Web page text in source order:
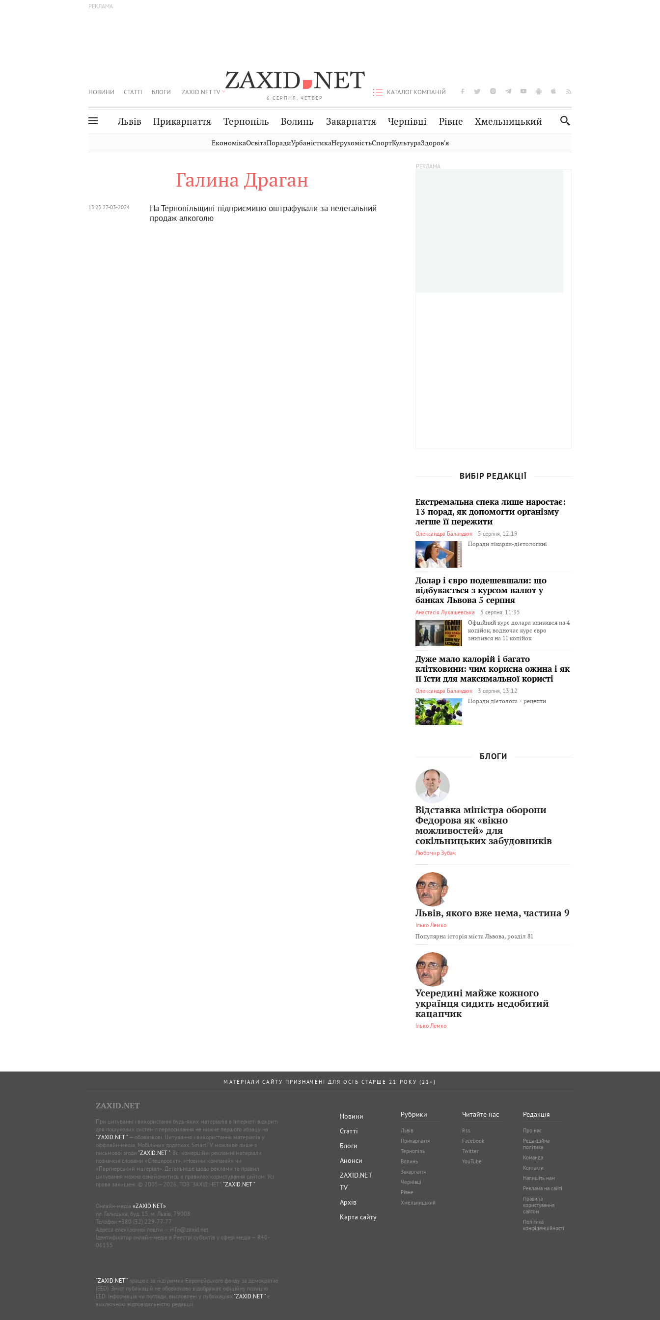
6 СЕРПНЯ, ЧЕТВЕР
НОВИНИ СТАТТІ БЛОГИ ZAXID.NET TV КАТАЛОГ КОМПАНІЙ
Львів Прикарпаття Тернопіль Волинь Закарпаття Чернівці Рівне Хмельницький
Чернівці
Стрий
Хмельницький
Вінниця
Публікації Авто Словко
ЕкономікаОсвітаПорадиУрбаністикаНерухомістьСпортКультураЗдоровʼя
Галина Драган
13:23 27-03-2024
На Тернопільщині підприємицю оштрафували за нелегальний
продаж алкоголю
ВИБІР РЕДАКЦІЇ
Екстремальна спека лише наростає:
13 порад, як допомогти організму
легше її пережити
Олександра Баландюх
5 серпня, 12:19
Поради лікарки-дієтологині
Долар і євро подешевшали: що
відбувається з курсом валют у
банках Львова 5 серпня
Анастасія Лукашевська
5 серпня, 11:35
Офційний курс долара знизився на 4
копійок, водночас курс євро
знизився на 11 копійок
Дуже мало калорій і багато
клітковини: чим корисна ожина і як
її їсти для максимальної користі
Олександра Баландюх
3 серпня, 13:12
Поради дієтолога + рецепти
БЛОГИ
Відставка міністра оборони
Федорова як «вікно
можливостей» для
сокільницьких забудовників
Любомир Зубач
Львів, якого вже нема, частина 9
Ілько Лемко
Популярна історія міста Львова, розділ 81
Усередині майже кожного
українця сидить недобитий
кацапчик
Ілько Лемко
МАТЕРІАЛИ САЙТУ ПРИЗНАЧЕНІ ДЛЯ ОСІБ СТАРШЕ 21 РОКУ (21+)
ZAXID.NET
При цитуванні і використанні будь-яких матеріалів в Інтернеті відкриті
для пошукових систем гіперпосилання не нижче першого абзацу на
"ZAXID.NET "— обов’язкові. Цитування і використання матеріалів у
оффлайн-медіа, Мобільних додатках, SmartTV можливе лише з
письмової згоди "ZAXID.NET ". Всі комерційні рекламні матеріали
позначені словами «Спецпроєкт», «Новини компаній» чи
«Партнерський матеріал». Детальніше щодо реклами та правил
цитування можна ознайомитись в правилах користування сайтом. Усі
права захищені. © 2005—2026, ТОВ “ЗАХІД.НЕТ”, "ZAXID.NET ".
Онлайн-медіа «ZAXID.NET»
пл. Галицька, буд. 15, м. Львів, 79008
Телефон +380 (32) 229-77-77
Адреса електронної пошти — info@zaxid.net
Ідентифікатор онлайн-медіа в Реєстрі суб'єктів у сфері медіа — R40-
06155
"ZAXID.NET "працює за підтримки Європейського фонду за демократію
(EED). Зміст публікацій не обов’язково відображає офіційну позицію
EED. Інформація чи погляди, висловлені у публікаціях "ZAXID.NET "є
виключною відповідальністю редакції.
Новини
Статті
Блоги
Анонси
ZAXID.NET
TV
Архів
Карта сайту
Рубрики
Львів
Прикарпаття
Тернопіль
Волинь
Закарпаття
Чернівці
Рівне
Хмельницький
Читайте нас
Rss
Facebook
Twitter
YouTube
Редакція
Про нас
Редакційна
політика
Команда
Контакти
Напишіть нам
Реклама на сайті
Правила
користування
сайтом
Політика
конфіденційності